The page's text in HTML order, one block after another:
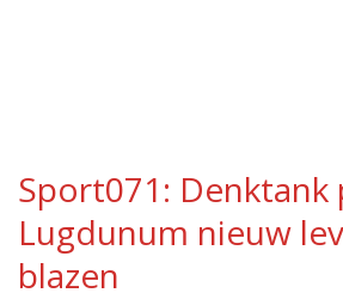
Sport071:
Lugdunum nieuw
blazen